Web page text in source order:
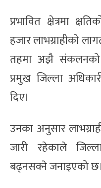
प्रभावित क्षेत्रमा
हजार लाभग्राहीको
तहमा अझै संकलनको
प्रमुख जिल्ला
दिए।
उनका अनुसार
जारी रहेकाले
बढ्नसक्ने जनाइएको छ।